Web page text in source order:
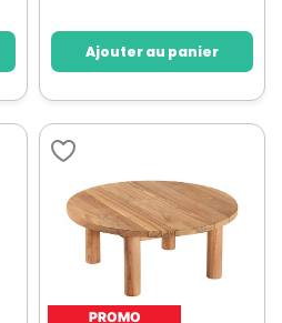
Ajouter au panier
PROMO